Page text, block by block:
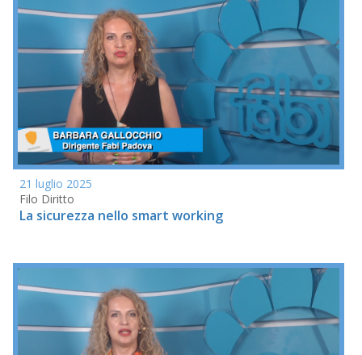
21 luglio 2025
Filo Diritto
La sicurezza nello smart working